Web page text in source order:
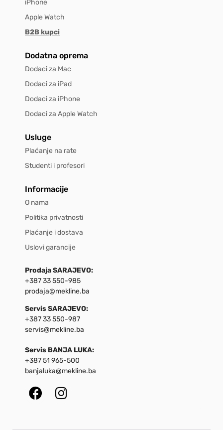
iPhone
Apple Watch
B2B kupci
Dodatna oprema
Dodaci za Mac
Dodaci za iPad
Dodaci za iPhone
Dodaci za Apple Watch
Usluge
Plaćanje na rate
Studenti i profesori
Informacije
O nama
Politika privatnosti
Plaćanje i dostava
Uslovi garancije
Prodaja SARAJEVO:
+387 33 550-985
prodaja@mekline.ba
Servis SARAJEVO:
+387 33 550-987
servis@mekline.ba
Servis BANJA LUKA:
+387 51 965-500
banjaluka@mekline.ba